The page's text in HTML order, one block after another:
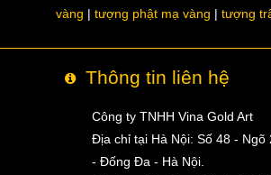
vàng
tượng phật mạ vàng tượng
Thông tin liên hệ
Công ty TNHH Vina Gold Art
Địa chỉ tại Hà Nội: Số 48 - Ngõ
- Đống Đa - Hà Nội.